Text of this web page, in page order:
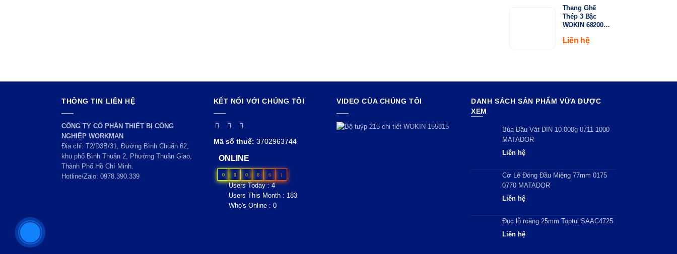
Thang Ghế
Thép 3 Bậc
WOKIN 682003
150kg
Liên hệ
THÔNG TIN LIÊN HỆ
CÔNG TY CỔ PHẦN THIẾT BỊ CÔNG
NGHIỆP WORKMAN
Địa chỉ: T2/D3B/31, Đường Bình Chuẩn 62,
khu phố Bình Thuận 2, Phường Thuận Giao,
Thành Phố Hồ Chí Minh.
Hotline/Zalo: 0978.390.339
KẾT NỐI VỚI CHÚNG TÔI
Mã số thuế: 3702963744
ONLINE
0 0 0 8 6 1
Users Today : 4
Users This Month : 183
Who's Online : 0
VIDEO CỦA CHÚNG TÔI
DANH SÁCH SẢN PHẨM VỪA ĐƯỢC
XEM
Búa Đầu Vát DIN 10.000g 0711 1000
MATADOR
Liên hệ
Cờ Lê Đóng Đầu Miệng 77mm 0175
0770 MATADOR
Liên hệ
Đục lỗ roăng 25mm Toptul SAAC4725
Liên hệ